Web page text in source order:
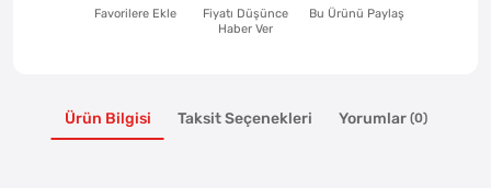
Favorilere Ekle
Fiyatı Düşünce
Haber Ver
Bu Ürünü Paylaş
Ürün Bilgisi Taksit Seçenekleri Yorumlar (0)